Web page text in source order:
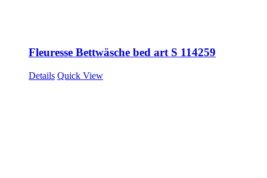
Fleuresse Bettwäsche bed art S 114259
Details Quick View